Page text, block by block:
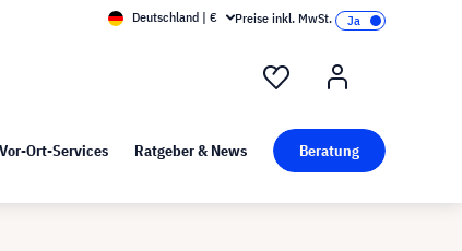
Kunst bei visunext
Deutschland | € Preise inkl. MwSt.
Vor-Ort-Services Ratgeber & News Beratung